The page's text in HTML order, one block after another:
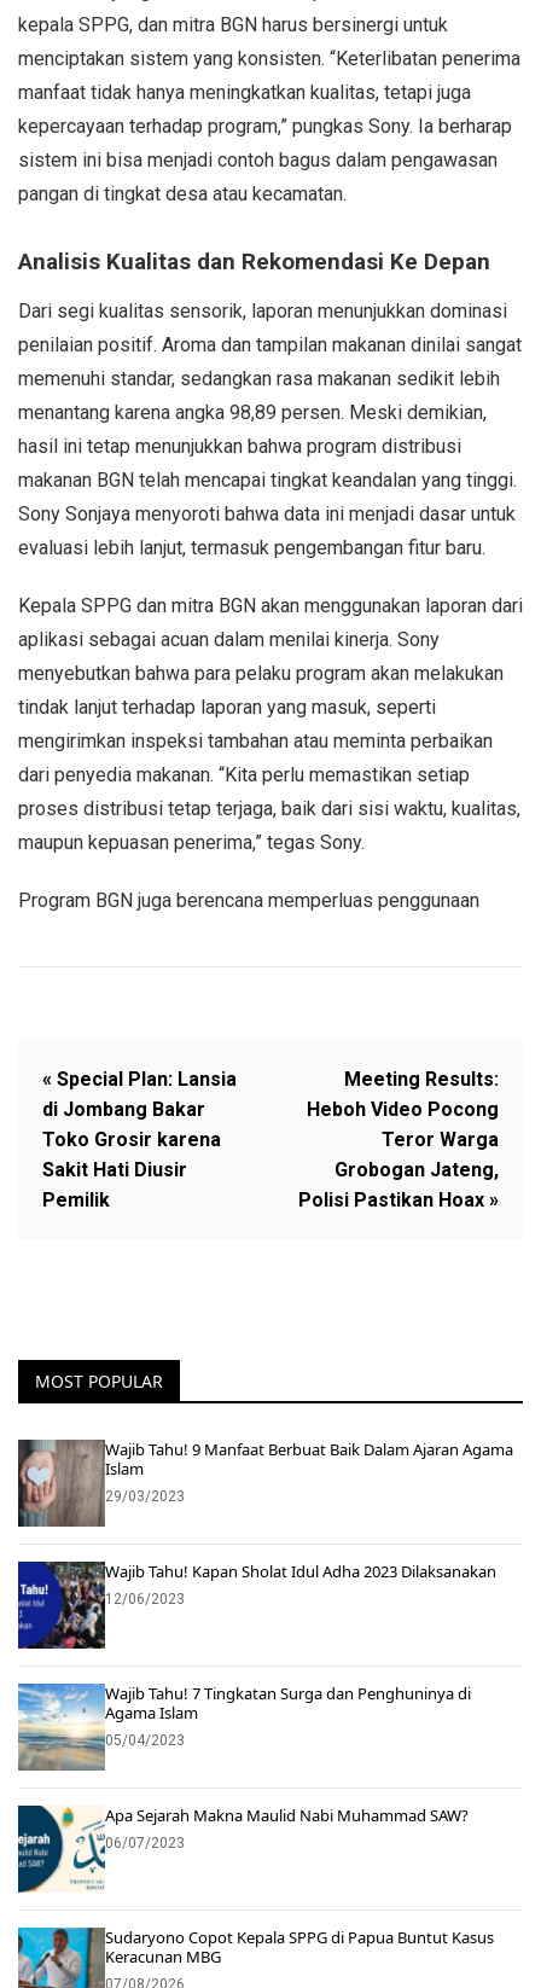
kepala SPPG, dan mitra BGN harus bersinergi untuk
menciptakan sistem yang konsisten. “Keterlibatan penerima
manfaat tidak hanya meningkatkan kualitas, tetapi juga
kepercayaan terhadap program,” pungkas Sony. Ia berharap
sistem ini bisa menjadi contoh bagus dalam pengawasan
pangan di tingkat desa atau kecamatan.
Analisis Kualitas dan Rekomendasi Ke Depan
Dari segi kualitas sensorik, laporan menunjukkan dominasi
penilaian positif. Aroma dan tampilan makanan dinilai sangat
memenuhi standar, sedangkan rasa makanan sedikit lebih
menantang karena angka 98,89 persen. Meski demikian,
hasil ini tetap menunjukkan bahwa program distribusi
makanan BGN telah mencapai tingkat keandalan yang tinggi.
Sony Sonjaya menyoroti bahwa data ini menjadi dasar untuk
evaluasi lebih lanjut, termasuk pengembangan fitur baru.
Kepala SPPG dan mitra BGN akan menggunakan laporan dari
aplikasi sebagai acuan dalam menilai kinerja. Sony
menyebutkan bahwa para pelaku program akan melakukan
tindak lanjut terhadap laporan yang masuk, seperti
mengirimkan inspeksi tambahan atau meminta perbaikan
dari penyedia makanan. “Kita perlu memastikan setiap
proses distribusi tetap terjaga, baik dari sisi waktu, kualitas,
maupun kepuasan penerima,” tegas Sony.
Program BGN juga berencana memperluas penggunaan
« Special Plan: Lansia
di Jombang Bakar
Toko Grosir karena
Sakit Hati Diusir
Pemilik
Meeting Results:
Heboh Video Pocong
Teror Warga
Grobogan Jateng,
Polisi Pastikan Hoax »
MOST POPULAR
Wajib Tahu! 9 Manfaat Berbuat Baik Dalam Ajaran Agama
Islam
29/03/2023
Wajib Tahu! Kapan Sholat Idul Adha 2023 Dilaksanakan
12/06/2023
Wajib Tahu! 7 Tingkatan Surga dan Penghuninya di
Agama Islam
05/04/2023
Apa Sejarah Makna Maulid Nabi Muhammad SAW?
06/07/2023
Sudaryono Copot Kepala SPPG di Papua Buntut Kasus
Keracunan MBG